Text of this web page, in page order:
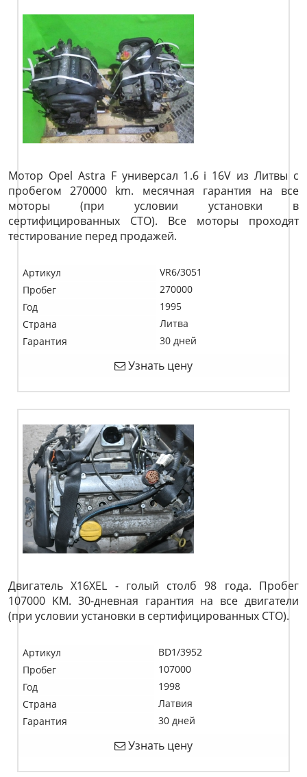
Мотор Opel Astra F универсал 1.6 i 16V из Литвы с
пробегом 270000 km. месячная гарантия на все
моторы (при условии установки в
сертифицированных СТО). Все моторы проходят
тестирование перед продажей.
Артикул
VR6/3051
Пробег
270000
Год
1995
Страна
Литва
Гарантия
30 дней
Узнать цену
Двигатель X16XEL - голый столб 98 года. Пробег
107000 KM. 30-дневная гарантия на все двигатели
(при условии установки в сертифицированных СТО).
Артикул
BD1/3952
Пробег
107000
Год
1998
Страна
Латвия
Гарантия
30 дней
Узнать цену